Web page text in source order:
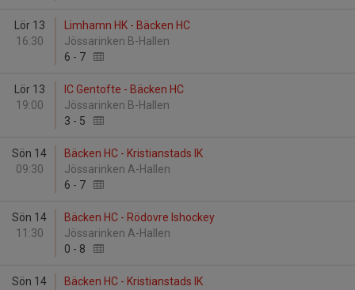
Lör 13
16:30
Limhamn HK - Bäcken HC
Jössarinken B-Hallen
6 - 7
Lör 13
19:00
IC Gentofte - Bäcken HC
Jössarinken B-Hallen
3 - 5
Sön 14
09:30
Bäcken HC - Kristianstads IK
Jössarinken A-Hallen
6 - 7
Sön 14
11:30
Bäcken HC - Rödovre Ishockey
Jössarinken A-Hallen
0 - 8
Sön 14
Bäcken HC - Kristianstads IK